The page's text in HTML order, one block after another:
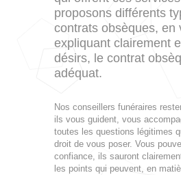
proposons différents
contrats obsèques, en
expliquant clairement
désirs, le contrat
adéquat.
Nos conseillers funéraires
ils vous guident, vous
toutes les questions légitimes
droit de vous poser. Vous
confiance, ils sauront
les points qui peuvent, en